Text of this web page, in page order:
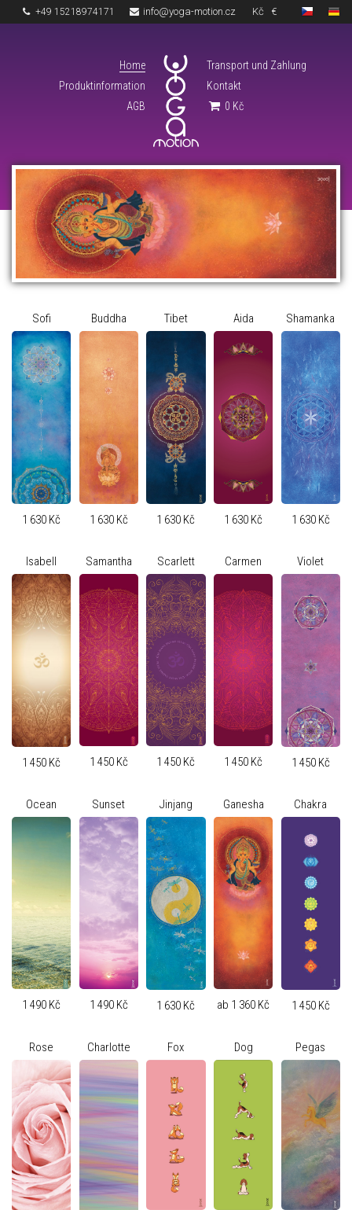
+49 15218974171 info@yoga-motion.cz Kč €
Home
Produktinformation
AGB
Transport und Zahlung
Kontakt
0 Kč
Sofi
1 630 Kč
Buddha
1 630 Kč
Tibet
1 630 Kč
Aida
1 630 Kč
Shamanka
1 630 Kč
Isabell
1 450 Kč
Samantha
1 450 Kč
Scarlett
1 450 Kč
Carmen
1 450 Kč
Violet
1 450 Kč
Ocean
1 490 Kč
Sunset
1 490 Kč
Jinjang
1 630 Kč
Ganesha
ab 1 360 Kč
Chakra
1 450 Kč
Rose Charlotte Fox Dog Pegas